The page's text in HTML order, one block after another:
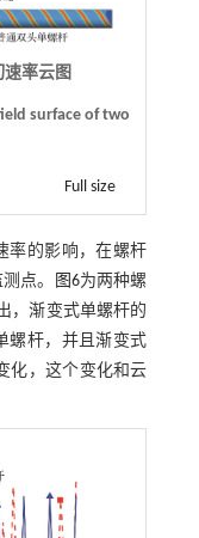
率云图
surface of two
Full size
率的影响，在螺杆
点。
图6为两种螺
，渐变式单螺杆的
螺杆，并且渐变式
化，这个变化和云